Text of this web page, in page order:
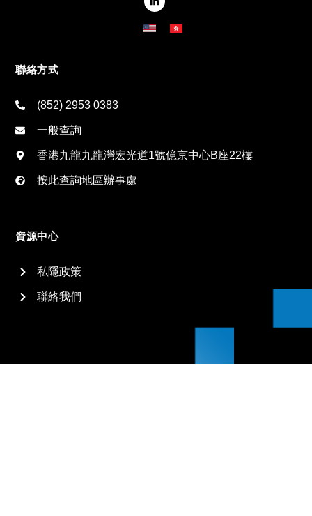
聯絡方式
(852) 2953 0383
一般查詢
香港九龍九龍灣宏光道1號億京中心B座22樓
按此查詢地區辦事處
資源中心
私隱政策
聯絡我們